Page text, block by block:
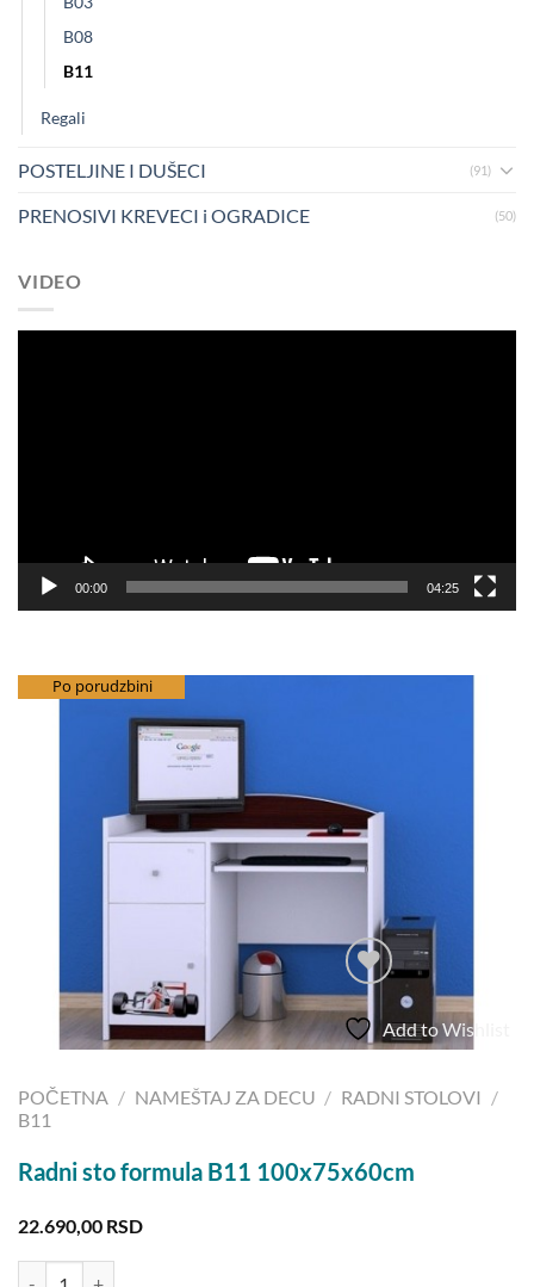
B08
B11
Regali
POSTELJINE I DUŠECI (91)
PRENOSIVI KREVECI i OGRADICE (50)
VIDEO
00:00 04:25
besplatna dostava
Po porudzbini
Add to Wishlist
POČETNA / NAMEŠTAJ ZA DECU / RADNI STOLOVI /
B11
Radni sto formula B11 100x75x60cm
22.690,00 RSD